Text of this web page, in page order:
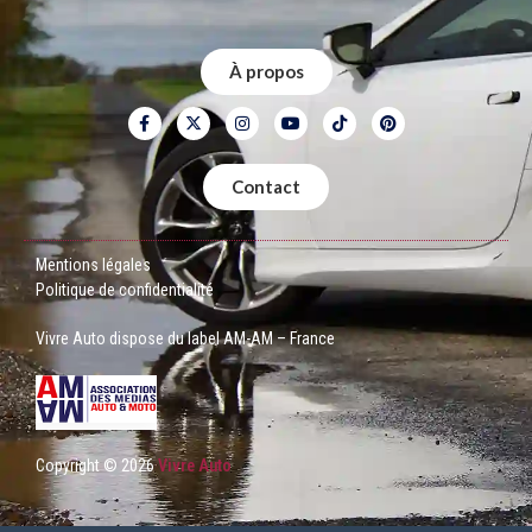
À propos
Contact
Mentions légales
Politique de confidentialité
Vivre Auto dispose du label AM-AM – France
Copyright © 2026Vivre Auto